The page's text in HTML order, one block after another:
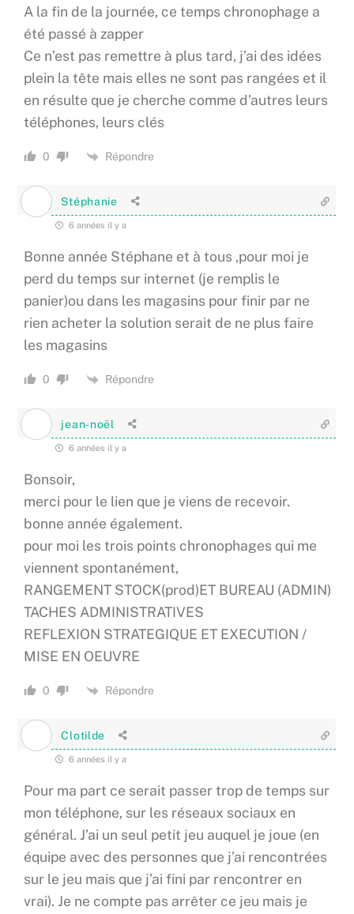
A la fin de la journée, ce temps chronophage a
été passé à zapper
Ce n’est pas remettre à plus tard, j’ai des idées
plein la tête mais elles ne sont pas rangées et il
en résulte que je cherche comme d’autres leurs
téléphones, leurs clés
0 Répondre
Stéphanie
6 années il y a
Bonne année Stéphane et à tous ,pour moi je
perd du temps sur internet (je remplis le
panier)ou dans les magasins pour finir par ne
rien acheter la solution serait de ne plus faire
les magasins
0 Répondre
jean-noël
6 années il y a
Bonsoir,
merci pour le lien que je viens de recevoir.
bonne année également.
pour moi les trois points chronophages qui me
viennent spontanément,
RANGEMENT STOCK(prod)ET BUREAU (ADMIN)
TACHES ADMINISTRATIVES
REFLEXION STRATEGIQUE ET EXECUTION /
MISE EN OEUVRE
0 Répondre
Clotilde
6 années il y a
Pour ma part ce serait passer trop de temps sur
mon téléphone, sur les réseaux sociaux en
général. J’ai un seul petit jeu auquel je joue (en
équipe avec des personnes que j’ai rencontrées
sur le jeu mais que j’ai fini par rencontrer en
vrai). Je ne compte pas arrêter ce jeu mais je